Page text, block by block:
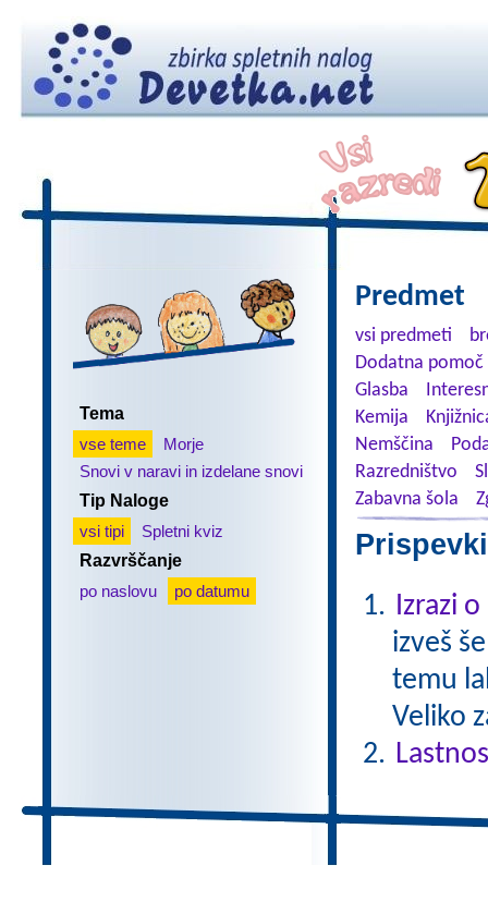
Tema
vse teme
Morje
Snovi v naravi in izdelane snovi
Tip Naloge
vsi tipi
Spletni kviz
Razvrščanje
po naslovu
po datumu
Predmet
vsi predmeti
Dodatna
Glasba
Kemija
Nemščina
Razredništvo
Zabavna šola
Izrazi
izveš
temu
Veliko